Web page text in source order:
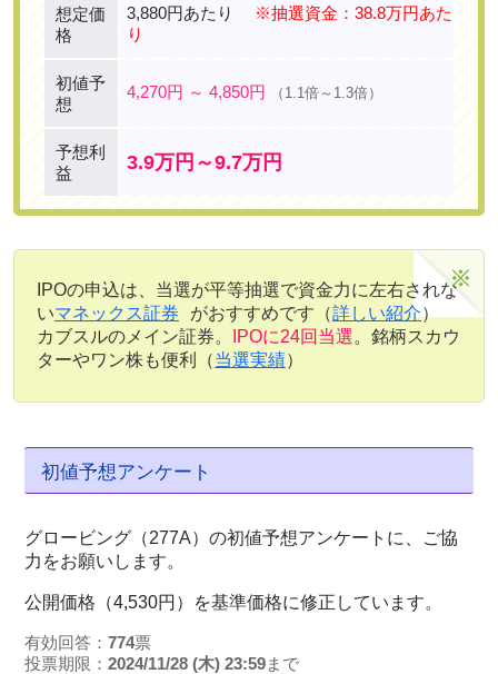
想定価
格
3,880円あたり
※抽選資金：38.8万円あた
り
初値予
想
4,270円 ～ 4,850円 （1.1倍～1.3倍）
予想利
益
3.9万円～9.7万円
IPOの申込は、当選が平等抽選で資金力に左右されな
いマネックス証券 がおすすめです（詳しい紹介）
カブスルのメイン証券。
IPOに24回当選。銘柄スカウ
ターやワン株も便利（当選実績）
初値予想アンケート
グロービング（277A）の初値予想アンケートに、ご協
力をお願いします。
公開価格（4,530円）を基準価格に修正しています。
有効回答： 774票
投票期限： 2024/11/28 (木) 23:59まで